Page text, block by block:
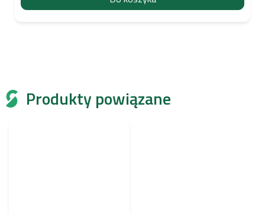
Produkty powiązane